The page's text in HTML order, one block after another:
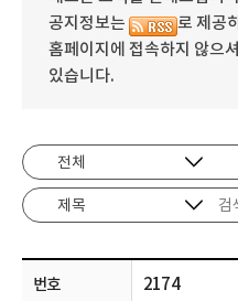
공지정보는
로 제공
홈페이지에 접속하지 않으
있습니다.
2174